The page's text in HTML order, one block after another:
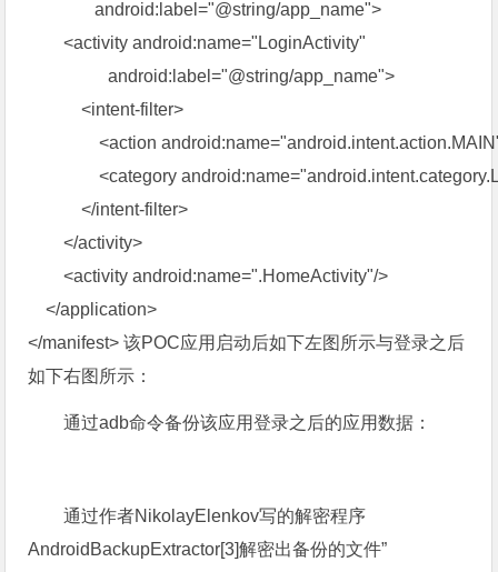
android:label="@string/app_name">
<activity android:name="LoginActivity"
android:label="@string/app_name">
<intent-filter>
<action
<category
</intent-filter>
</activity>
<activity android:name=".HomeActivity"/>
</application>
</manifest>该POC应用启动后如下左图所示与登录之后
如下右图所示：
通过adb命令备份该应用登录之后的应用数据：
通过作者NikolayElenkov写的解密程序
AndroidBackupExtractor[3]解密出备份的文件”